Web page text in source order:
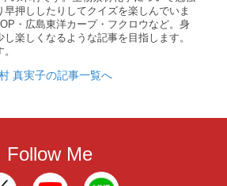
早押ししたりしてクイズを楽しんでいま
・広島東洋カープ・フクロウなど。身
楽しくなるような記事を目指します。
真実子の記事一覧へ
Follow Me